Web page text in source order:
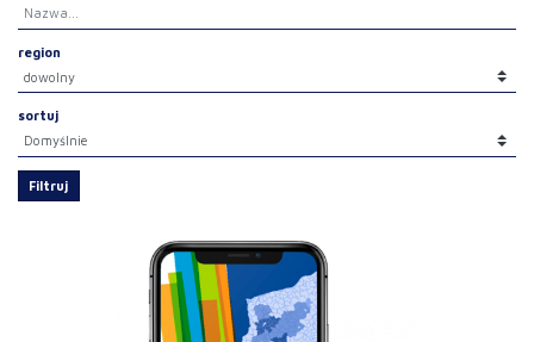
region
sortuj
Filtruj